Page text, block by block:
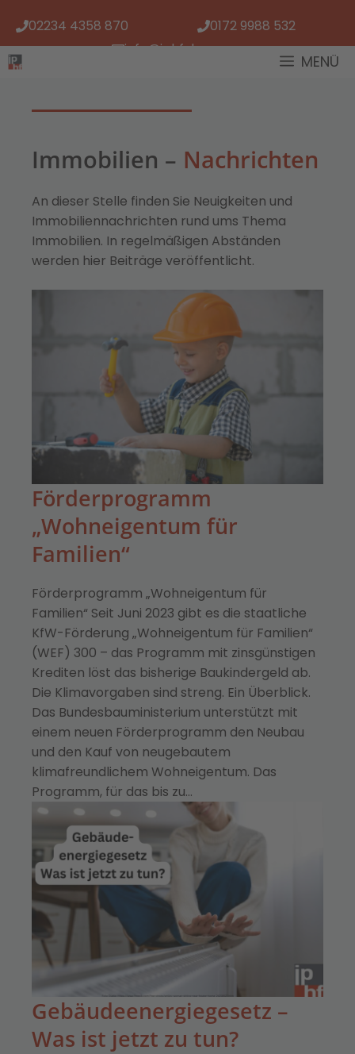
Inhalt
springen
02234 4358 870
0172 9988 532
info@iphf.de
MENÜ
Immobilien – Nachrichten
An dieser Stelle finden Sie Neuigkeiten und
Immobiliennachrichten rund ums Thema
Immobilien. In regelmäßigen Abständen
werden hier Beiträge veröffentlicht.
Förderprogramm
„Wohneigentum für
Familien“
Förderprogramm „Wohneigentum für
Familien“ Seit Juni 2023 gibt es die staatliche
KfW-Förderung „Wohneigentum für Familien“
(WEF) 300 – das Programm mit zinsgünstigen
Krediten löst das bisherige Baukindergeld ab.
Die Klimavorgaben sind streng. Ein Überblick.
Das Bundesbauministerium unterstützt mit
einem neuen Förderprogramm den Neubau
und den Kauf von neugebautem
klimafreundlichem Wohneigentum. Das
Programm, für das bis zu…
Gebäudeenergiegesetz –
Was ist jetzt zu tun?